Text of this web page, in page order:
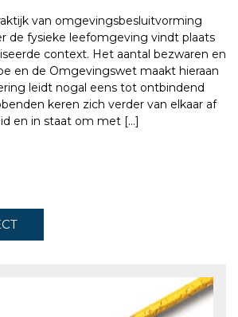
van omgevingsbesluitvorming
de fysieke leefomgeving vindt plaats
context. Het aantal bezwaren en
en de Omgevingswet maakt hieraan
leidt nogal eens tot ontbindend
keren zich verder van elkaar af
en in staat om met […]